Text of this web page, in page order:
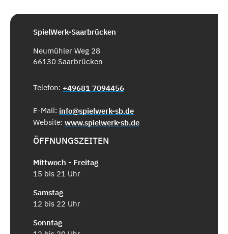
SpielWerk-Saarbrücken
Neumühler Weg 28
66130 Saarbrücken
Telefon: +49681 7094456
E-Mail: info@spielwerk-sb.de
Website: www.spielwerk-sb.de
ÖFFNUNGSZEITEN
Mittwoch - Freitag
15 bis 21 Uhr
Samstag
12 bis 22 Uhr
Sonntag